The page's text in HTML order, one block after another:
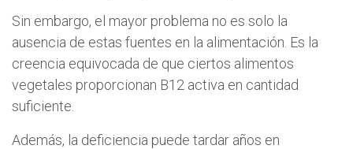
Sin embargo, el mayor problema no es solo la
ausencia de estas fuentes en la alimentación. Es la
creencia equivocada de que ciertos alimentos
vegetales proporcionan B12 activa en cantidad
suficiente.
Además, la deficiencia puede tardar años en